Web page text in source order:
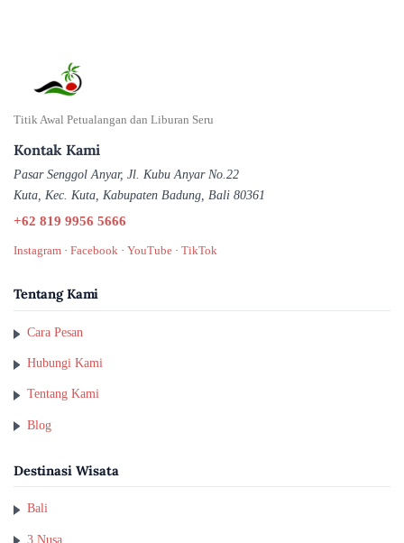
Titik Awal Petualangan dan Liburan Seru
Kontak Kami
Pasar Senggol Anyar, Jl. Kubu Anyar No.22
Kuta, Kec. Kuta, Kabupaten Badung, Bali 80361
+62 819 9956 5666
Instagram · Facebook · YouTube · TikTok
Tentang Kami
Cara Pesan
Hubungi Kami
Tentang Kami
Blog
Destinasi Wisata
Bali
3 Nusa